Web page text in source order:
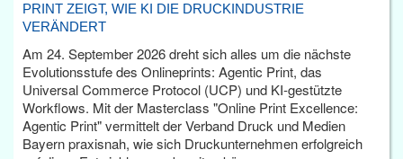
PRINT ZEIGT, WIE KI DIE DRUCKINDUSTRIE
VERÄNDERT
Am 24. September 2026 dreht sich alles um die nächste
Evolutionsstufe des Onlineprints: Agentic Print, das
Universal Commerce Protocol (UCP) und KI-gestützte
Workflows. Mit der Masterclass "Online Print Excellence:
Agentic Print" vermittelt der Verband Druck und Medien
Bayern praxisnah, wie sich Druckunternehmen erfolgreich